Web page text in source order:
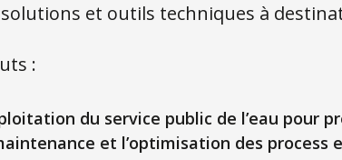
et outils techniques à
:
du service public de l’eau pour
et l’optimisation des process